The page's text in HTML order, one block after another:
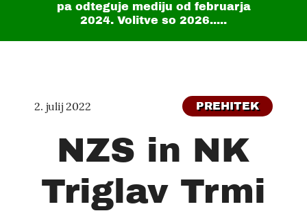
pa odteguje mediju od februarja
2024. Volitve so 2026.....
2. julij 2022 PREHITEK
NZS in NK
Triglav Trmi